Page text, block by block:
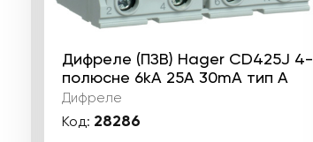
Дифреле (ПЗВ) Hager CD425J 4-
полюсне 6kА 25А 30mA тип А
Дифреле
Код: 28286